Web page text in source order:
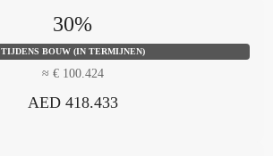
30%
TIJDENS BOUW (IN TERMIJNEN)
≈ € 100.424
AED 418.433